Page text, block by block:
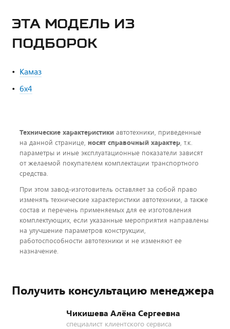
ЭТА МОДЕЛЬ ИЗ
ПОДБОРОК
Камаз
6х4
Технические характеристики автотехники, приведенные
на данной странице, носят справочный характер, т.к.
параметры и иные эксплуатационные показатели зависят
от желаемой покупателем комплектации транспортного
средства.
При этом завод-изготовитель оставляет за собой право
изменять технические характеристики автотехники, а также
состав и перечень применяемых для ее изготовления
комплектующих, если указанные мероприятия направлены
на улучшение параметров конструкции,
работоспособности автотехники и не изменяют ее
назначение.
Получить консультацию менеджера
Чикишева Алёна Сергеевна
специалист клиентского сервиса